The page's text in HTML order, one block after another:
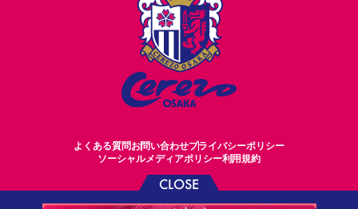
CLOSE
よくある質問お問い合わせプライバシーポリシー
ソーシャルメディアポリシー利用規約